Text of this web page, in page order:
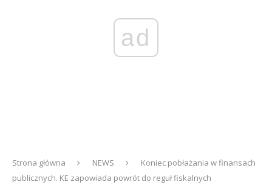
ad
Strona główna NEWS
Koniec pobłażania w finansach
publicznych. KE zapowiada powrót do reguł fiskalnych